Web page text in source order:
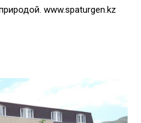
www.spaturgen.kz